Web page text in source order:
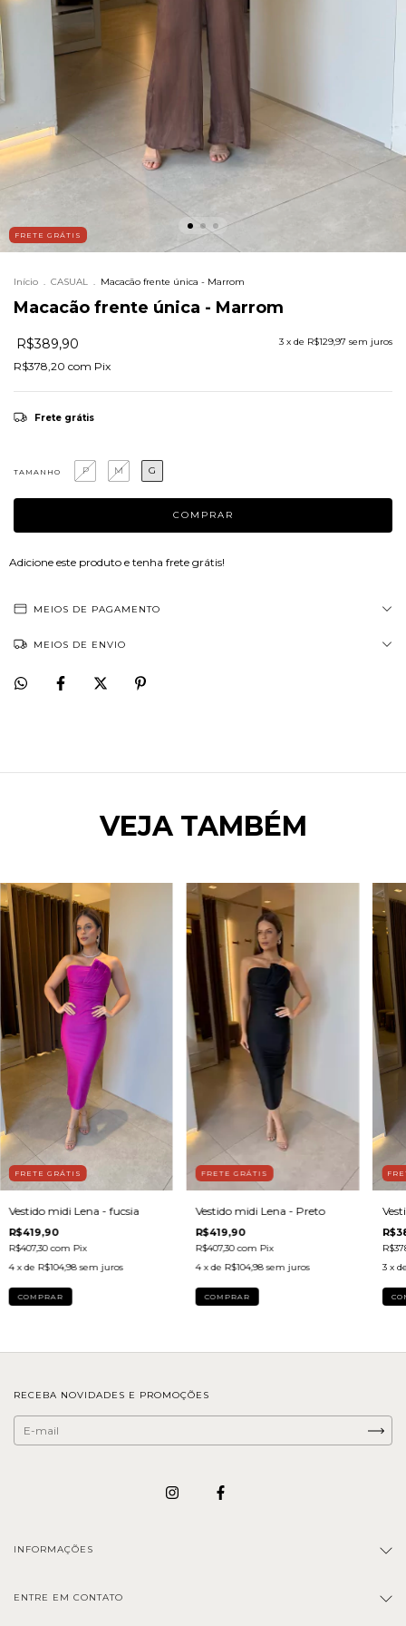
FRETE GRÁTIS
Início . CASUAL . Macacão frente única - Marrom
Macacão frente única - Marrom
R$389,90 3 x de R$129,97 sem juros
R$378,20 com Pix
Frete grátis
TAMANHO P M G
Adicione este produto e tenha frete grátis!
MEIOS DE PAGAMENTO
MEIOS DE ENVIO
VEJA TAMBÉM
FRETE GRÁTIS
Vestido midi Lena - fucsia
R$419,90
R$407,30com Pix
4 x de R$104,98 sem juros
COMPRAR
FRETE GRÁTIS
Vestido midi Lena - Preto
R$419,90
R$407,30com Pix
4 x de R$104,98 sem juros
COMPRAR
3 x
RECEBA NOVIDADES E PROMOÇÕES
INFORMAÇÕES
ENTRE EM CONTATO